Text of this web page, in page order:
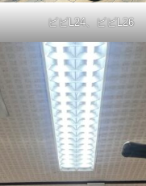
ビビL24、ビビL26